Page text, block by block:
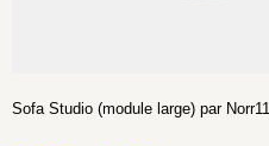
Sofa Studio (module large) par Norr11